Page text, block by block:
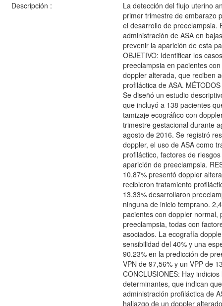
Descripción :
La detección del flujo uterino
primer trimestre de embarazo
el desarrollo de preeclampsia.
administración de ASA en
prevenir la aparición de esta
OBJETIVO: Identificar los
preeclampsia en pacientes
doppler alterada, que reciben
profiláctica de ASA.
Se diseñó un estudio
que incluyó a 138 pacientes
tamizaje ecográfico con
trimestre gestacional durante
agosto de 2016. Se registró
doppler, el uso de ASA como
profiláctico, factores de
aparición de preeclampsia.
10,87% presentó doppler
recibieron tratamiento
13,33% desarrollaron
ninguna de inicio temprano.
pacientes con doppler normal,
preeclampsia, todas con
asociados. La ecografía
sensibilidad del 40% y una
90.23% en la predicción de
VPN de 97,56% y un VPP de
CONCLUSIONES: Hay
determinantes, que indican
administración profiláctica de
hallazgo de un doppler